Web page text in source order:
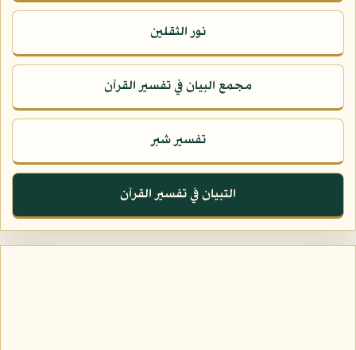
نور الثقلين
مجمع البيان في تفسير القرآن
تفسير شبر
التبيان في تفسير القرآن